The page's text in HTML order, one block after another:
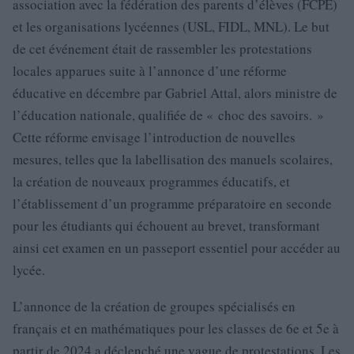
association avec la fédération des parents d’élèves (FCPE)
et les organisations lycéennes (USL, FIDL, MNL). Le but
de cet événement était de rassembler les protestations
locales apparues suite à l’annonce d’une réforme
éducative en décembre par Gabriel Attal, alors ministre de
l’éducation nationale, qualifiée de « choc des savoirs. »
Cette réforme envisage l’introduction de nouvelles
mesures, telles que la labellisation des manuels scolaires,
la création de nouveaux programmes éducatifs, et
l’établissement d’un programme préparatoire en seconde
pour les étudiants qui échouent au brevet, transformant
ainsi cet examen en un passeport essentiel pour accéder au
lycée.
L’annonce de la création de groupes spécialisés en
français et en mathématiques pour les classes de 6e et 5e à
partir de 2024 a déclenché une vague de protestations. Les